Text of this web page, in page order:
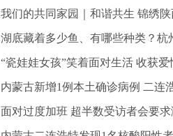
我们的共同家园｜和谐共生 锦绣陕
湖底藏着多少鱼、有哪些种类？杭
“瓷娃娃女孩”笑着面对生活 收获爱
内蒙古新增1例本土确诊病例 二连
面对过度加班 超半数受访者会要